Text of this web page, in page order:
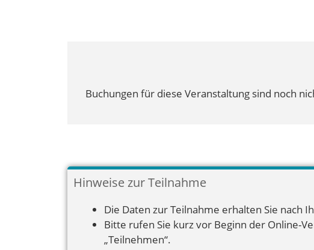
Buchungen für diese Veranstaltung sind noch
Hinweise zur Teilnahme
Die Daten zur Teilnahme erhalten Sie nach
Bitte rufen Sie kurz vor Beginn der Online-
„Teilnehmen“.